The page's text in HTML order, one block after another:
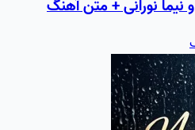
نیما نورانی + متن آهنگ